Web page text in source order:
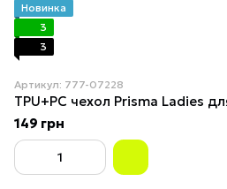
Новинка
3
3
Артикул: 777-07228
149 грн